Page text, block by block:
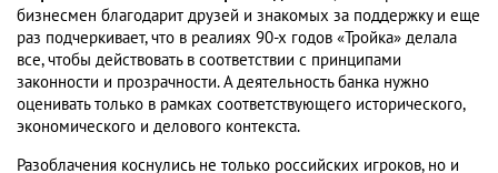
бизнесмен благодарит друзей и знакомых за поддержку и еще
раз подчеркивает, что в реалиях 90-х годов «Тройка» делала
все, чтобы действовать в соответствии с принципами
законности и прозрачности. А деятельность банка нужно
оценивать только в рамках соответствующего исторического,
экономического и делового контекста.
Разоблачения коснулись не только российских игроков, но и